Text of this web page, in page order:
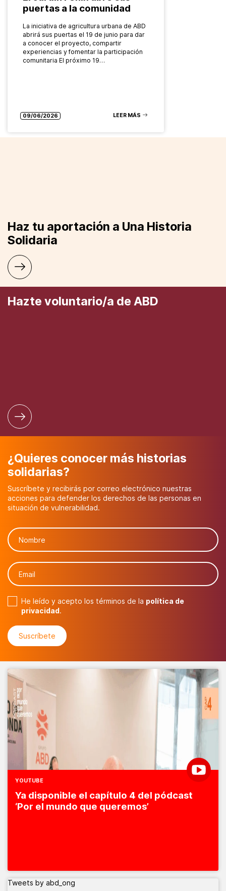
puertas a la comunidad
La iniciativa de agricultura urbana de ABD
abrirá sus puertas el 19 de junio para dar
a conocer el proyecto, compartir
experiencias y fomentar la participación
comunitaria El próximo 19…
09/06/2026 LEER MÁS
Haz tu aportación a Una Historia
Solidaria
Hazte voluntario/a de ABD
¿Quieres conocer más historias
solidarias?
Suscríbete y recibirás por correo electrónico nuestras
acciones para defender los derechos de las personas en
situación de vulnerabilidad.
He leído y acepto los términos de la política de
privacidad.
YOUTUBE
Ya disponible el capítulo 4 del pódcast
‘Por el mundo que queremos’
Tweets by abd_ong